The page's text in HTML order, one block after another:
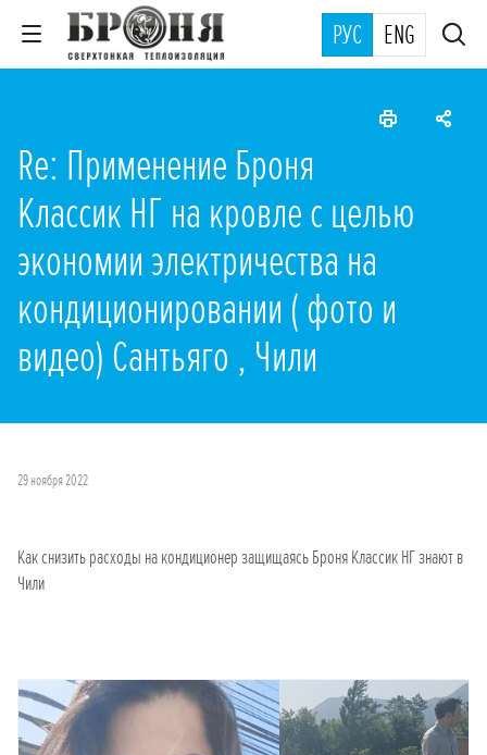
РУС ENG
Re: Применение Броня
Классик НГ на кровле с целью
экономии электричества на
кондиционировании ( фото и
видео) Сантьяго , Чили
29 ноября 2022
Как снизить расходы на кондиционер защищаясь Броня Классик НГ знают в
Чили